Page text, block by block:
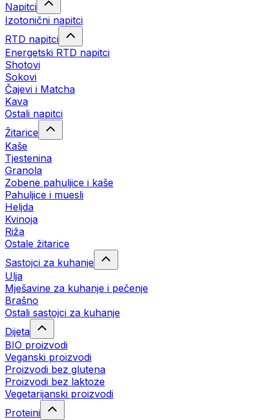
Napitci
Izotonični napitci
RTD napitci
Energetski RTD napitci
Shotovi
Sokovi
Čajevi i Matcha
Kava
Ostali napitci
Žitarice
Kaše
Tjestenina
Granola
Zobene pahuljice i kaše
Pahuljice i muesli
Heljda
Kvinoja
Riža
Ostale žitarice
Sastojci za kuhanje
Ulja
Mješavine za kuhanje i pečenje
Brašno
Ostali sastojci za kuhanje
Dijeta
BIO proizvodi
Veganski proizvodi
Proizvodi bez glutena
Proizvodi bez laktoze
Vegetarijanski proizvodi
Proteini